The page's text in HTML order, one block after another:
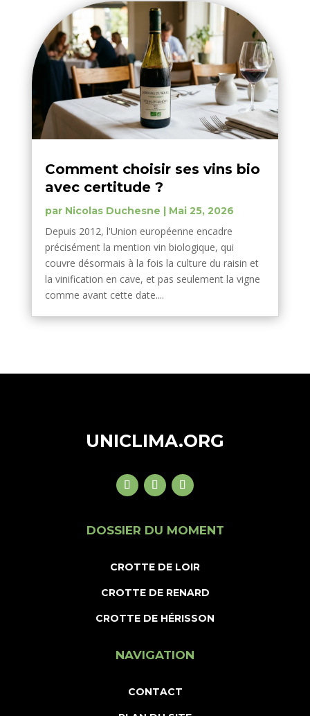
Comment choisir ses vins bio
avec certitude ?
par Nicolas Duchesne | Mai 25, 2026
Depuis 2012, l'Union européenne encadre
précisément la mention vin biologique, qui
couvre désormais à la fois la culture du raisin et
la vinification en cave, et pas seulement la vigne
comme avant cette date....
UNICLIMA.ORG
DOSSIER DU MOMENT
CROTTE DE LOIR
CROTTE DE RENARD
CROTTE DE HÉRISSON
NAVIGATION
CONTACT